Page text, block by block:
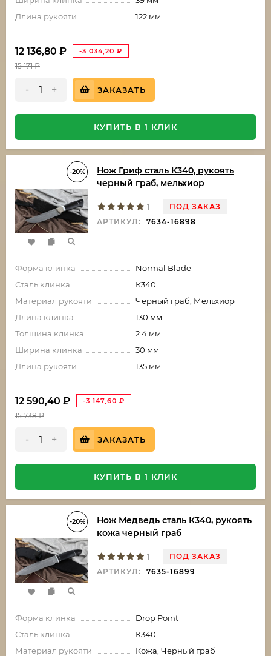
Длина рукояти
122 мм
12 136,80 ₽ -3 034,20 ₽
15 171₽
- + ЗАКАЗАТЬ
КУПИТЬ В 1 КЛИК
-20%
Нож Гриф сталь К340, рукоять
черный граб, мельхиор
1
ПОД ЗАКАЗ
АРТИКУЛ:
7634-16898
Форма клинка
Normal Blade
Сталь клинка
К340
Материал рукояти
Черный граб, Мельхиор
Длина клинка
130 мм
Толщина клинка
2.4 мм
Ширина клинка
30 мм
Длина рукояти
135 мм
12 590,40 ₽ -3 147,60 ₽
15 738₽
- + ЗАКАЗАТЬ
КУПИТЬ В 1 КЛИК
-20%
Нож Медведь сталь К340, рукоять
кожа черный граб
1
ПОД ЗАКАЗ
АРТИКУЛ:
7635-16899
Форма клинка
Drop Point
Сталь клинка
К340
Материал рукояти
Кожа, Черный граб